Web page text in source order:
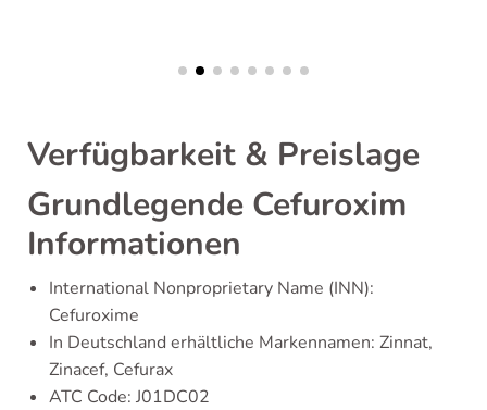
Verfügbarkeit & Preislage
Grundlegende Cefuroxim
Informationen
International Nonproprietary Name (INN):
Cefuroxime
In Deutschland erhältliche Markennamen: Zinnat,
Zinacef, Cefurax
ATC Code: J01DC02